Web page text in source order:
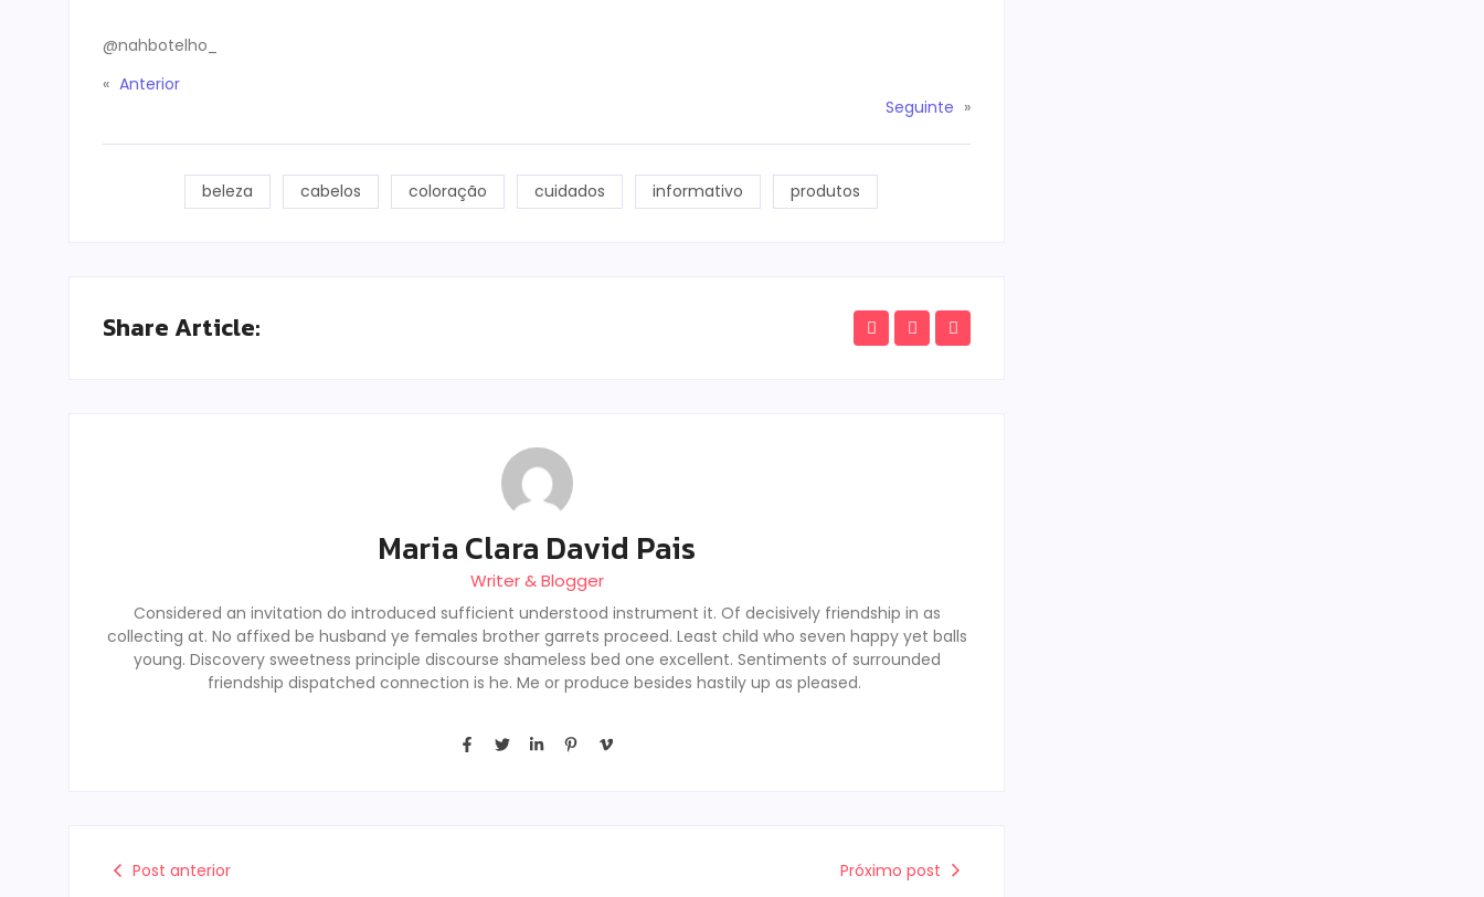
@nahbotelho_
« Anterior
Seguinte »
beleza cabelos coloração cuidados informativo produtos
Share Article:
Maria Clara David Pais
Writer & Blogger
Considered an invitation do introduced sufficient understood instrument it. Of decisively friendship in as
collecting at. No affixed be husband ye females brother garrets proceed. Least child who seven happy yet balls
young. Discovery sweetness principle discourse shameless bed one excellent. Sentiments of surrounded
friendship dispatched connection is he. Me or produce besides hastily up as pleased.
Post anterior Próximo post